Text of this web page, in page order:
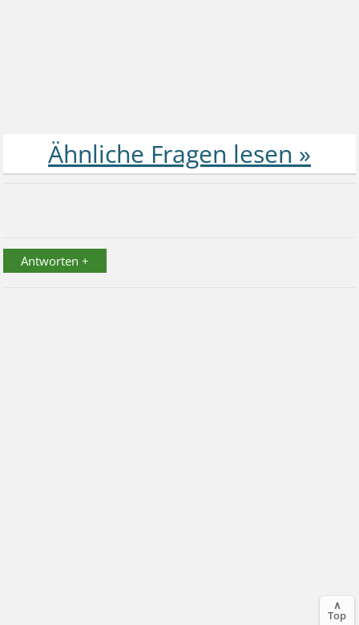
Antworten +
∧
Top